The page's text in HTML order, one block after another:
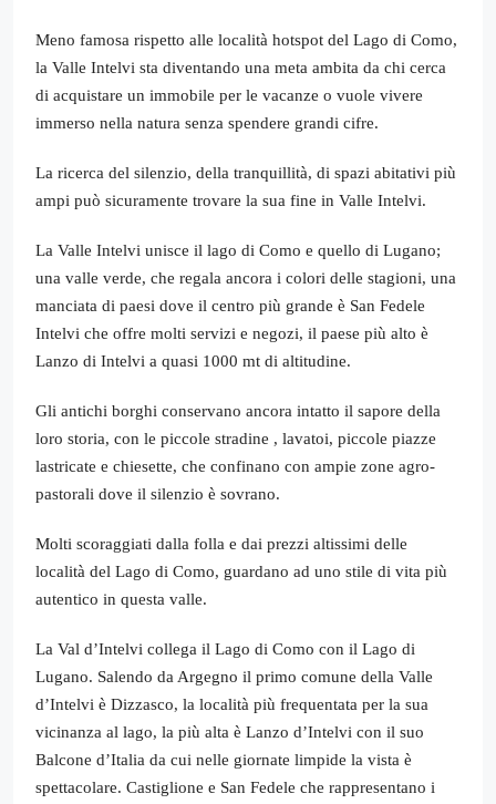
Meno famosa rispetto alle località hotspot del Lago di Como,
la Valle Intelvi sta diventando una meta ambita da chi cerca
di acquistare un immobile per le vacanze o vuole vivere
immerso nella natura senza spendere grandi cifre.
La ricerca del silenzio, della tranquillità, di spazi abitativi più
ampi può sicuramente trovare la sua fine in Valle Intelvi.
La Valle Intelvi unisce il lago di Como e quello di Lugano;
una valle verde, che regala ancora i colori delle stagioni, una
manciata di paesi dove il centro più grande è San Fedele
Intelvi che offre molti servizi e negozi, il paese più alto è
Lanzo di Intelvi a quasi 1000 mt di altitudine.
Gli antichi borghi conservano ancora intatto il sapore della
loro storia, con le piccole stradine , lavatoi, piccole piazze
lastricate e chiesette, che confinano con ampie zone agro-
pastorali dove il silenzio è sovrano.
Molti scoraggiati dalla folla e dai prezzi altissimi delle
località del Lago di Como, guardano ad uno stile di vita più
autentico in questa valle.
La Val d’Intelvi collega il Lago di Como con il Lago di
Lugano. Salendo da Argegno il primo comune della Valle
d’Intelvi è Dizzasco, la località più frequentata per la sua
vicinanza al lago, la più alta è Lanzo d’Intelvi con il suo
Balcone d’Italia da cui nelle giornate limpide la vista è
spettacolare. Castiglione e San Fedele che rappresentano i